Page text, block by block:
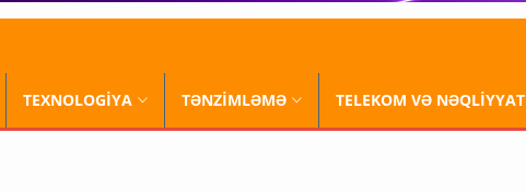
TEXNOLOGİYA TƏNZİMLƏMƏ TELEKOM VƏ NƏQLİYYAT